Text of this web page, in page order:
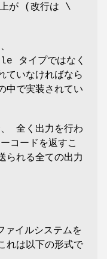
上が (改行は \
タイプではなく
いなければなら
中で実装されてい
全く出力を行わ
コードを返すこ
られる全ての出力
ァイルシステムを
れは以下の形式で